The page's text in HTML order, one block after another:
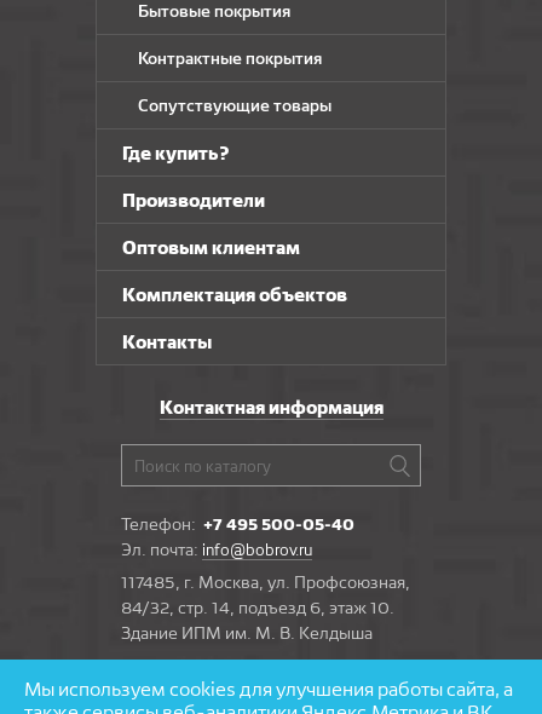
Бытовые покрытия
Контрактные покрытия
Сопутствующие товары
Где купить?
Производители
Оптовым клиентам
Комплектация объектов
Контакты
Контактная информация
Телефон: +7 495 500-05-40
Эл. почта: info@bobrov.ru
117485, г. Москва, ул. Профсоюзная,
84/32, стр. 14, подъезд 6, этаж 10.
Здание ИПМ им. М. В. Келдыша
Задать вопрос
Мы используем cookies для улучшения работы сайта, а